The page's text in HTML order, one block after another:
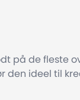
på de fleste
den ideel til